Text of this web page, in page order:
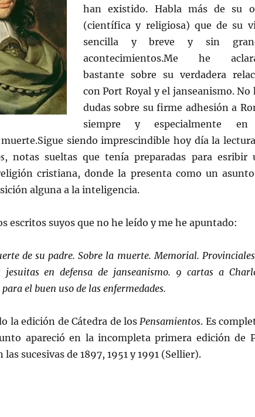
han existido. Habla más de su
(científica y religiosa) que de su
sencilla y breve y sin
acontecimientos.Me he
bastante sobre su verdadera
con Port Royal y el janseanismo. No
dudas sobre su firme adhesión a
siempre y especialmente
siendo imprescindible hoy día la
, notas sueltas que tenía preparadas para esribir
cristiana, donde la presenta como un
alguna a la inteligencia.
escritos suyos que no he leído y me he apuntado:
de su padre. Sobre la muerte. Memorial.
en defensa de janseanismo. 9 cartas a
el buen uso de las enfermedades.
la edición de Cátedra de losPensamientos. Es
apareció en la incompleta primera edición de
las sucesivas de 1897, 1951 y 1991 (Sellier).